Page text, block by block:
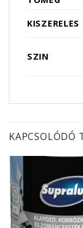
KISZERELES
SZIN
KAPCSOLÓDÓ